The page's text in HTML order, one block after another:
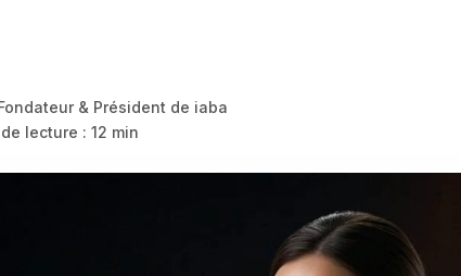
& Président de iaba
lecture : 12 min